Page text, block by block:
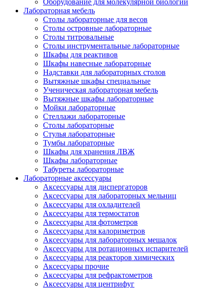
Оборудование для молекулярной биологии
Лабораторная мебель
Столы лабораторные для весов
Столы островные лабораторные
Столы титровальные
Столы инструментальные лабораторные
Шкафы для реактивов
Шкафы навесные лабораторные
Надставки для лабораторных столов
Вытяжные шкафы специальные
Ученическая лабораторная мебель
Вытяжные шкафы лабораторные
Мойки лабораторные
Стеллажи лабораторные
Столы лабораторные
Стулья лабораторные
Тумбы лабораторные
Шкафы для хранения ЛВЖ
Шкафы лабораторные
Табуреты лабораторные
Лабораторные аксессуары
Аксессуары для диспергаторов
Аксессуары для лабораторных мельниц
Аксессуары для охладителей
Аксессуары для термостатов
Аксессуары для фотометров
Аксессуары для калориметров
Аксессуары для лабораторных мешалок
Аксессуары для ротационных испарителей
Аксессуары для реакторов химических
Аксессуары прочие
Аксессуары для рефрактометров
Аксессуары для центрифуг